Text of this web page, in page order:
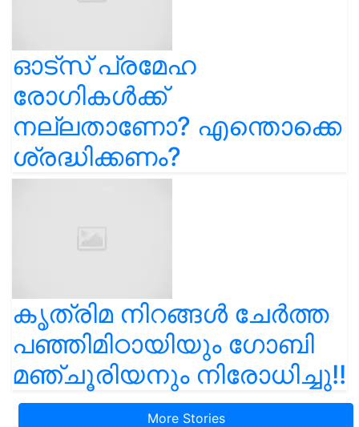
ഓട്സ് പ്രമേഹ
രോഗികൾക്ക്
നല്ലതാണോ? എന്തൊക്കെ
ശ്രദ്ധിക്കണം?
കൃത്രിമ നിറങ്ങൾ ചേർത്ത
പഞ്ഞിമിഠായിയും ഗോബി
മഞ്ചൂരിയനും നിരോധിച്ചു!!
More Stories